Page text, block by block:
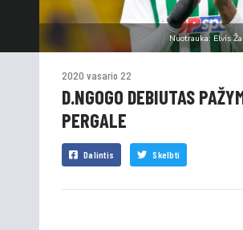
Nuotrauka: Elvis
2020 vasario 22
D.NGOGO DEBIUTAS
PERGALE
Dalintis Skelbti